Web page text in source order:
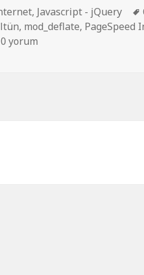
, Javascript - jQuery
, mod_deflate, PageSpeed
PageSpeed Insights
yorum